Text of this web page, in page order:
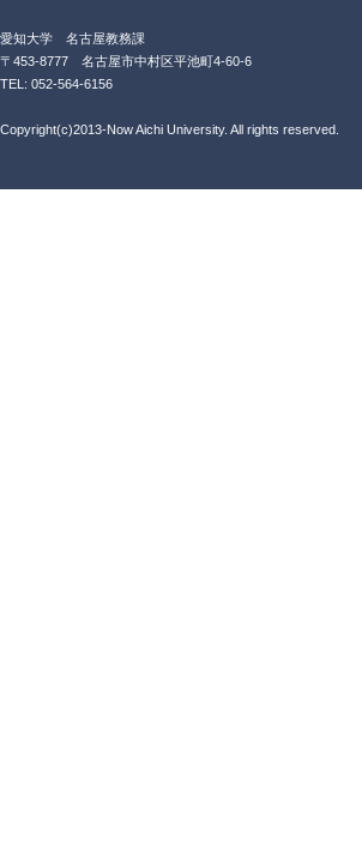
愛知大学 名古屋教務課
〒453-8777 名古屋市中村区平池町4-60-6
TEL: 052-564-6156
Copyright(c)2013-Now Aichi University. All rights reserved.